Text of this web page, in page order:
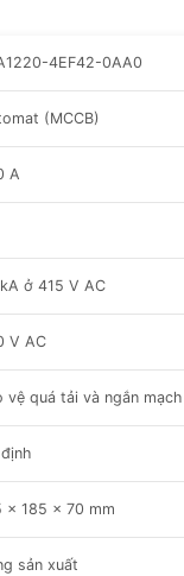
4EF42-0AA0
(MCCB)
A
ở 415 V AC
V AC
vệ quá tải và ngắn
x 185 x 70 mm
sản xuất